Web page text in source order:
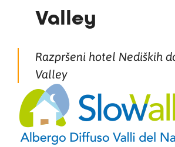
Valley
Razpršeni hotel Nediških
Valley